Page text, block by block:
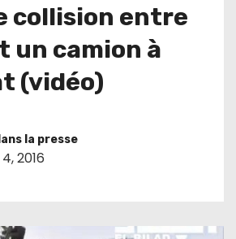
collision entre
un camion à
(vidéo)
la presse
2016